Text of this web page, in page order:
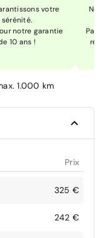
votre
sérénité.
notre garantie
10 ans !
Pas
1.000 km
Prix
325 €
242 €